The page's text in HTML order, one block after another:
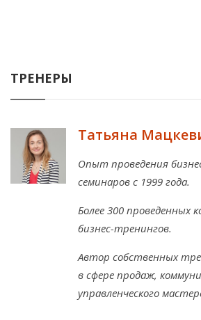
ТРЕНЕРЫ
Татьяна
Опыт проведения
семинаров с 1999 года.
Более 300 проведенных
бизнес-тренингов.
Автор собственных
в сфере продаж,
управленческого